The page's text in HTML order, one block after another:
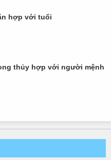
hợp với tuổi
thủy hợp với người mệnh